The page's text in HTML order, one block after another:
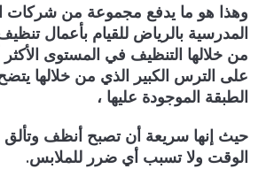
وهذا هو ما يدفع مجموعة من شركات
المدرسية بالرياض للقيام بأعمال
من خلالها التنظيف في المستوى الأكثر
على الترس الكبير الذي من خلالها
الطبقة الموجودة عليها ،
حيث إنها سريعة أن تصبح أنظف
الوقت ولا تسبب أي ضرر للملابس.